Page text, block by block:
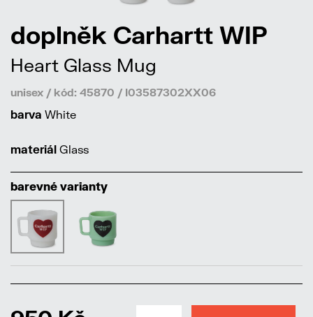
doplněk Carhartt WIP
Heart Glass Mug
unisex / kód: 45870 / I03587302XX06
barva White
materiál Glass
barevné varianty